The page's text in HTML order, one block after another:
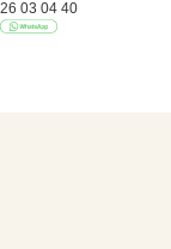
03 04 40